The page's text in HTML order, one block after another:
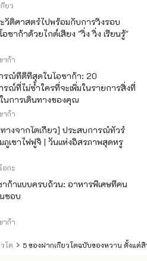
โต 5 ของฝากเกียวโตฉบับของหวาน ตั้งแต่
ยว
ะวัติศาสตร์ไปพร้อมกับการวิ่งรอบ
ซาก้าด้วยไกด์เสียง "วิ่ง วิ่ง เรียนรู้"
าก้า
รณ์ที่ดีที่สุดในโอซาก้า: 20
รณ์ที่ไม่ซ้ำใครที่จะเพิ่มในรายการสิ่งที่
นการเดินทางของคุณ
าก้า
างจากโตเกียว] ประสบการณ์ทัวร์
ภูเขาไฟฟูจิ | วันแห่งอิสรภาพสุดหรู
อกะ
าก้าแบบครบถ้วน: อาหารพิเศษที่คน
ชอบ
าก้า